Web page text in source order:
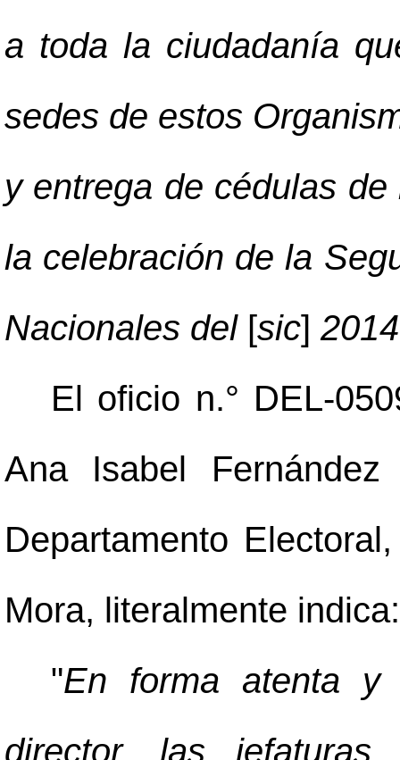
a toda la ciudadanía
sedes de estos
y entrega de cédulas
la celebración de la
Nacionales del [sic] 2014
El oficio n.° DEL-
Ana Isabel
Departamento
Mora, literalmente indica:
"En forma atenta
director, las jefaturas